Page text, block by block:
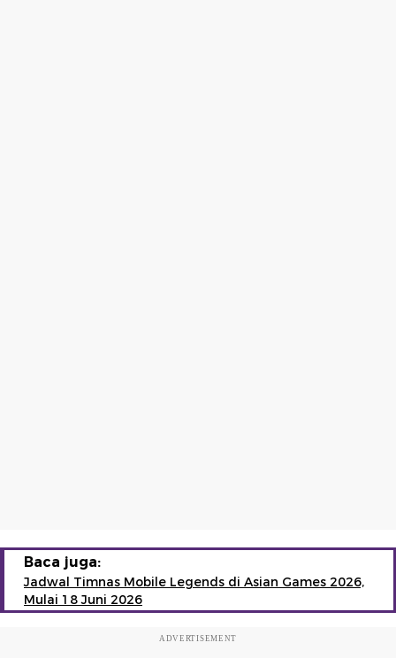
Baca juga:
Jadwal Timnas Mobile Legends di Asian Games 2026,
Mulai 18 Juni 2026
ADVERTISEMENT